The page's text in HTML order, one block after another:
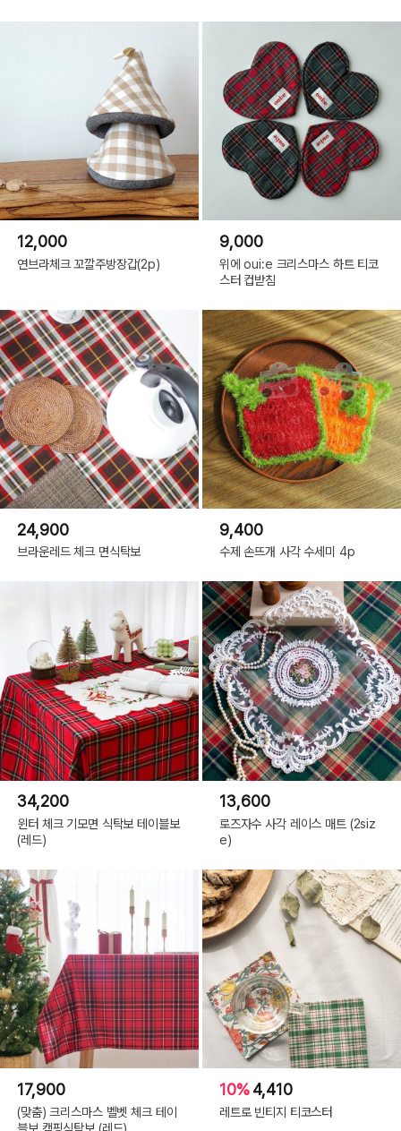
12,000
연브라체크 꼬깔주방장갑(2p)
9,000
위에 oui:e 크리스마스 하트 티코
스터 컵받침
24,900
브라운레드 체크 면식탁보
9,400
수제 손뜨개 사각 수세미 4p
34,200
윈터 체크 기모면 식탁보 테이블보
(레드)
13,600
로즈자수 사각 레이스 매트 (2siz
e)
17,900
(맞춤) 크리스마스 벨벳 체크 테이
블보 캠핑식탁보 (레드)
10%4,410
레트로 빈티지 티코스터